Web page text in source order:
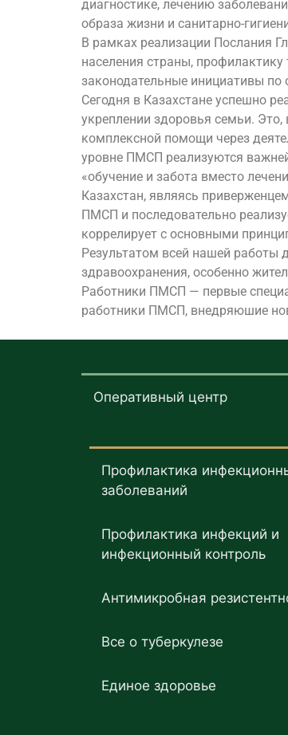
диагностике, лечению
образа жизни и санитарно-
В рамках реализации Послания
населения страны,
законодательные инициативы по
Сегодня в Казахстане успешно
укреплении здоровья семьи.
комплексной помощи через
уровне ПМСП реализуются
«обучение и забота вместо
Казахстан, являясь
ПМСП и последовательно
коррелирует с основными
Результатом всей нашей работы
здравоохранения, особенно
Работники ПМСП — первые
работники ПМСП, внедряюшие
Оперативный центр
Профилактика
заболеваний
Профилактика инфекций и
инфекционный контроль
Антимикробная
Все о туберкулезе
Единое здоровье